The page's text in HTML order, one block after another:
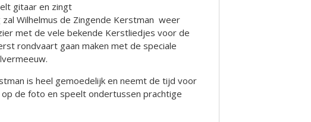
gitaar en zingt
Wilhelmus de Zingende Kerstman weer
met de vele bekende Kerstliedjes voor de
rondvaart gaan maken met de speciale
is heel gemoedelijk en neemt de tijd voor
de foto en speelt ondertussen prachtige